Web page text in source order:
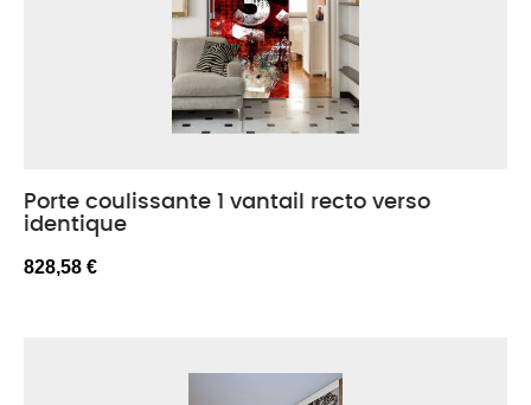
Porte coulissante 1 vantail recto verso
identique
828,58 €